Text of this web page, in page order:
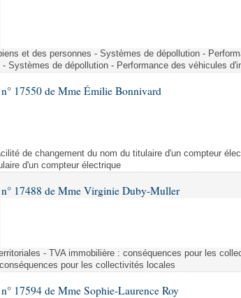
et des personnes - Systèmes de dépollution -
Systèmes de dépollution - Performance des véhicules
17550 de Mme Émilie Bonnivard
de changement du nom du titulaire d'un compteur
d'un compteur électrique
n° 17488 de Mme Virginie Duby-Muller
- TVA immobilière : conséquences pour les
pour les collectivités locales
17594 de Mme Sophie-Laurence Roy